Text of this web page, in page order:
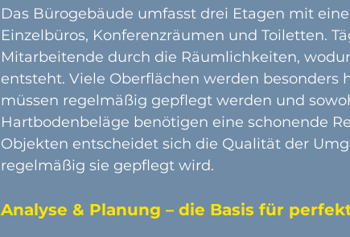
Das Bürogebäude umfasst drei Etagen mit
Einzelbüros, Konferenzräumen und Toiletten.
Mitarbeitende durch die Räumlichkeiten,
entsteht. Viele Oberflächen werden besonders
müssen regelmäßig gepflegt werden und
Hartbodenbeläge benötigen eine schonende
Objekten entscheidet sich die Qualität der
regelmäßig sie gepflegt wird.
Analyse & Planung – die Basis für